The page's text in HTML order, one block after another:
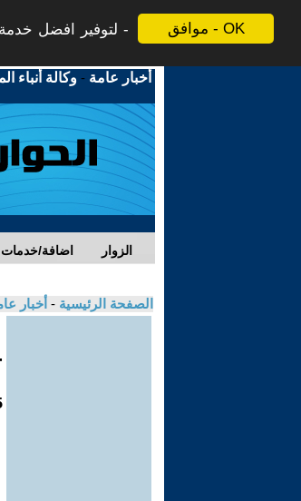
موافق - OK
لتوفير افضل
أخبار عامة -وكالة أنباء
اضافة/خدمات الزوار
الصفحة الرئيسية - أخبار